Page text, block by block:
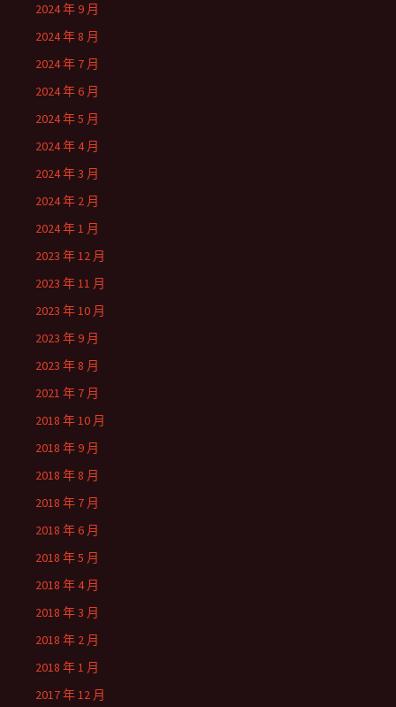
2024 年 9 月
2024 年 8 月
2024 年 7 月
2024 年 6 月
2024 年 5 月
2024 年 4 月
2024 年 3 月
2024 年 2 月
2024 年 1 月
2023 年 12 月
2023 年 11 月
2023 年 10 月
2023 年 9 月
2023 年 8 月
2021 年 7 月
2018 年 10 月
2018 年 9 月
2018 年 8 月
2018 年 7 月
2018 年 6 月
2018 年 5 月
2018 年 4 月
2018 年 3 月
2018 年 2 月
2018 年 1 月
2017 年 12 月